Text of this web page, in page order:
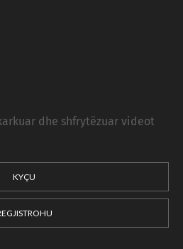
dhe shfrytëzuar videot
KYÇU